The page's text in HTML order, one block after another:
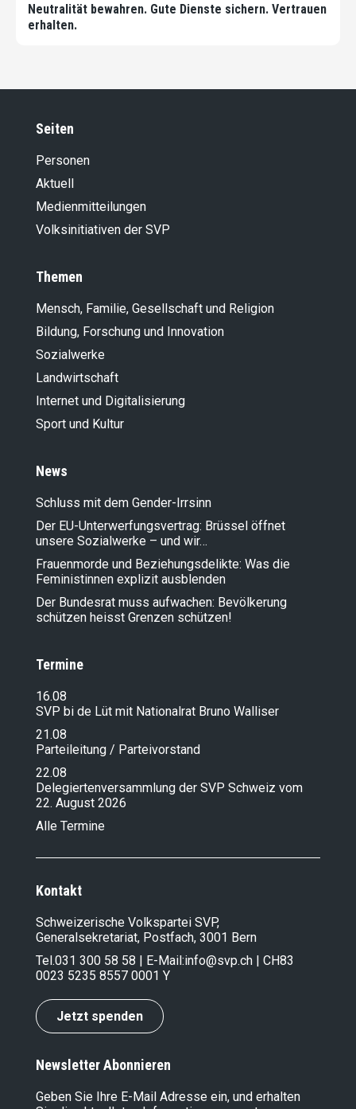
Neutralität bewahren. Gute Dienste sichern. Vertrauen
erhalten.
Seiten
Personen
Aktuell
Medienmitteilungen
Volksinitiativen der SVP
Themen
Mensch, Familie, Gesellschaft und Religion
Bildung, Forschung und Innovation
Sozialwerke
Landwirt­schaft
Internet und Digitalisierung
Sport und Kultur
News
Schluss mit dem Gender-Irrsinn
Der EU-Unterwerfungsvertrag: Brüssel öffnet
unsere Sozialwerke – und wir…
Frauenmorde und Beziehungsdelikte: Was die
Feministinnen explizit ausblenden
Der Bundesrat muss aufwachen: Bevölkerung
schützen heisst Grenzen schützen!
Termine
16.08
SVP bi de Lüt mit Nationalrat Bruno Walliser
21.08
Parteileitung / Parteivorstand
22.08
Delegiertenversammlung der SVP Schweiz vom
22. August 2026
Alle Termine
Kontakt
Schweizerische Volkspartei SVP,
Generalsekretariat, Postfach, 3001 Bern
Tel.031 300 58 58 | E-Mail:info@svp.ch | CH83
0023 5235 8557 0001 Y
Jetzt spenden
Newsletter Abonnieren
Geben Sie Ihre E-Mail Adresse ein, und erhalten